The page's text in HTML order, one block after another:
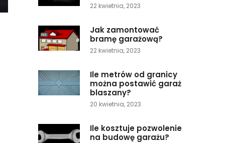
22 kwietnia, 2023
Jak zamontować
bramę garażową?
22 kwietnia, 2023
Ile metrów od granicy
można postawić garaż
blaszany?
20 kwietnia, 2023
Ile kosztuje pozwolenie
na budowę garażu?